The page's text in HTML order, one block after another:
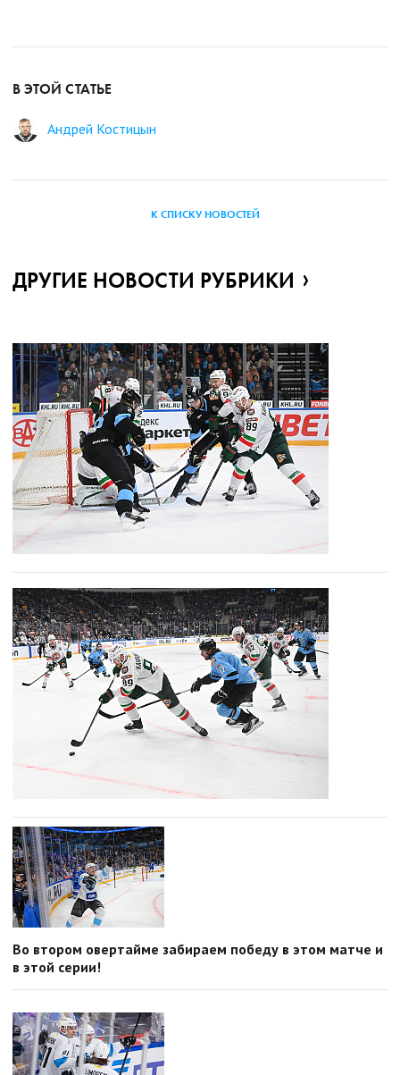
В ЭТОЙ СТАТЬЕ
Андрей Костицын
К СПИСКУ НОВОСТЕЙ
ДРУГИЕ НОВОСТИ РУБРИКИ
Во втором овертайме забираем победу в этом матче и
в этой серии!